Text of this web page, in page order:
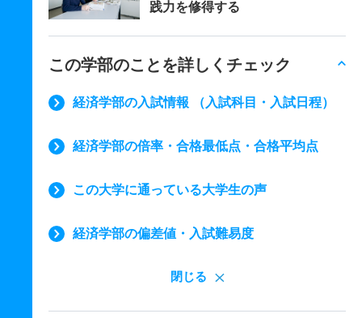
践力を修得する
この学部のことを詳しくチェック
経済学部の入試情報 （入試科目・入試日程）
経済学部の倍率・合格最低点・合格平均点
この大学に通っている大学生の声
経済学部の偏差値・入試難易度
閉じる